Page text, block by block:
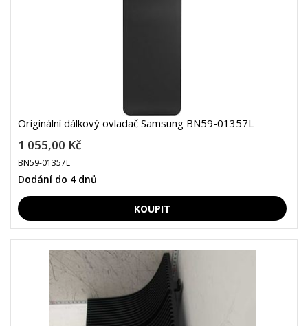
Originální dálkový ovladač Samsung BN59-01357L
1 055,00 Kč
BN59-01357L
Dodání do 4 dnů